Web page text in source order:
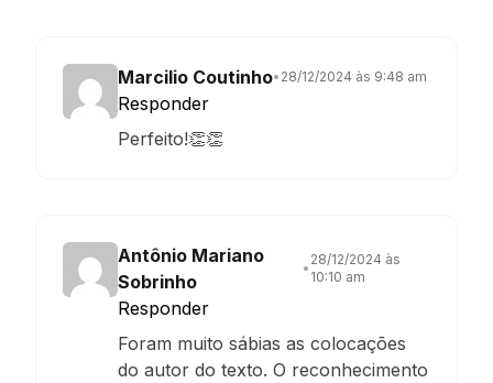
Marcilio Coutinho• 28/12/2024 às 9:48 am
Responder
Perfeito!👏👏
Antônio Mariano
Sobrinho
•
28/12/2024 às
10:10 am
Responder
Foram muito sábias as colocações
do autor do texto. O reconhecimento